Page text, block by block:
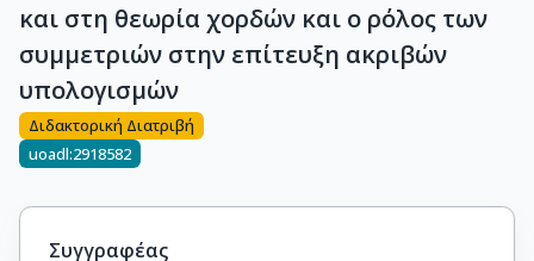
και στη θεωρία χορδών και ο ρόλος των
συμμετριών στην επίτευξη ακριβών
υπολογισμών
Διδακτορική Διατριβή
uoadl:2918582
Συγγραφέας